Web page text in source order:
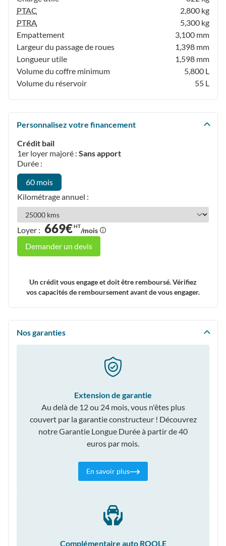
PTAC
2,800 kg
PTRA
5,300 kg
Empattement
3,100 mm
Largeur du passage de roues
1,398 mm
Longueur utile
1,598 mm
Volume du coffre minimum
5,800 L
Volume du réservoir
55 L
Personnalisez votre financement
Crédit bail
1er loyer majoré : Sans apport
Durée :
60 mois
Kilométrage annuel :
Loyer : 669€HT/mois
Demander un devis
Un crédit vous engage et doit être remboursé. Vérifiez
vos capacités de remboursement avant de vous engager.
Nos garanties
Extension de garantie
Au delà de 12 ou 24 mois, vous n'êtes plus
couvert par la garantie constructeur ! Découvrez
notre Garantie Longue Durée à partir de 40
euros par mois.
En savoir plus
Complémentaire auto ROOLE